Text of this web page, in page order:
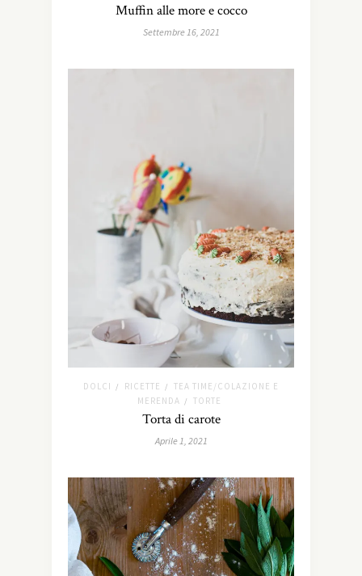
Muffin alle more e cocco
Settembre 16, 2021
DOLCI / RICETTE /
TEA TIME/COLAZIONE E
MERENDA
/ TORTE
Torta di carote
Aprile 1, 2021